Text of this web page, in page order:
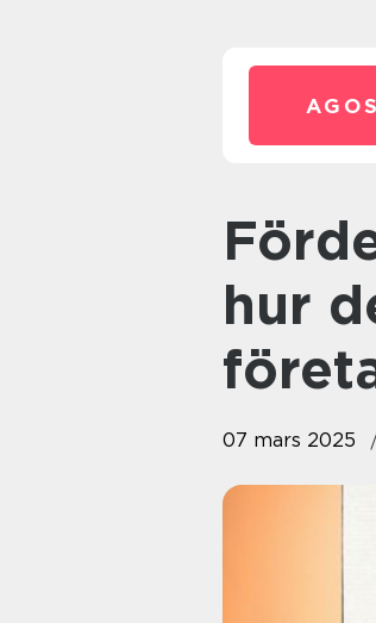
Fördelarna med hr interim och
hur
07 mars 2025